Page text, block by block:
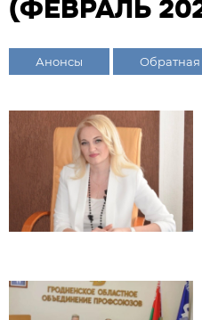
(ФЕВРАЛЬ
Анонсы Обратная